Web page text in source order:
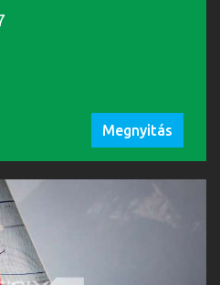
Megnyitás